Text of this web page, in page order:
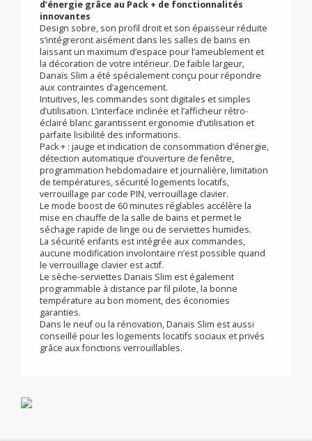
Slim
Faible largeur, espace optimisé, plus d’espace pour
vos serviettes, performance et économies
d’énergie grâce au Pack + de fonctionnalités
innovantes
Design sobre, son profil droit et son épaisseur réduite
s’intégreront aisément dans les salles de bains en
laissant un maximum d’espace pour l’ameublement et
la décoration de votre intérieur. De faible largeur,
Danaïs Slim a été spécialement conçu pour répondre
aux contraintes d’agencement.
Intuitives, les commandes sont digitales et simples
d’utilisation. L’interface inclinée et l’afficheur rétro-
éclairé blanc garantissent ergonomie d’utilisation et
parfaite lisibilité des informations.
Pack + : jauge et indication de consommation d’énergie,
détection automatique d’ouverture de fenêtre,
programmation hebdomadaire et journalière, limitation
de températures, sécurité logements locatifs,
verrouillage par code PIN, verrouillage clavier.
Le mode boost de 60 minutes réglables accélère la
mise en chauffe de la salle de bains et permet le
séchage rapide de linge ou de serviettes humides.
La sécurité enfants est intégrée aux commandes,
aucune modification involontaire n’est possible quand